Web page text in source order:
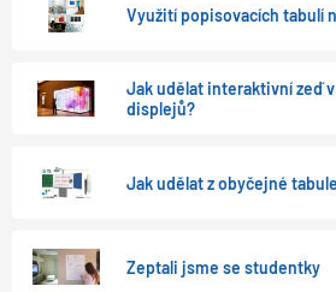
Využití popisovacích tabulí
Jak udělat interaktivní zeď
displejů?
Jak udělat z obyčejné
Zeptali jsme se studentky